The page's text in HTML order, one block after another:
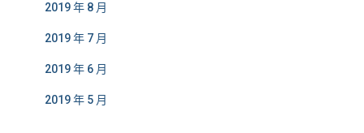
2019 年 8 月
2019 年 7 月
2019 年 6 月
2019 年 5 月